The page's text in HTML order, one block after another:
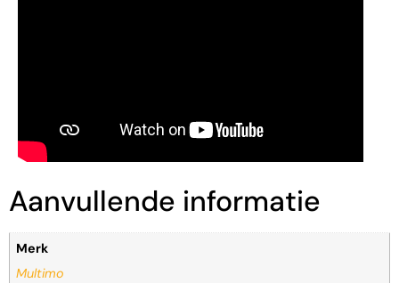
Aanvullende informatie
Merk
Multimo